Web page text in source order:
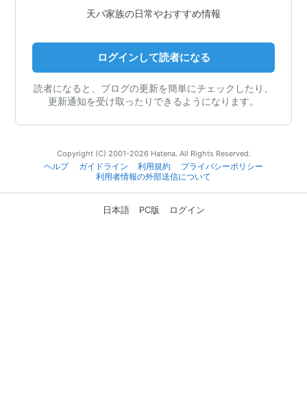
天パ家族の日常やおすすめ情報
ログインして読者になる
読者になると、ブログの更新を簡単にチェックしたり、
更新通知を受け取ったりできるようになります。
Copyright (C) 2001-2026 Hatena. All Rights Reserved.
ヘルプ
ガイドライン 利用規約
プライバシーポリシー
利用者情報の外部送信について
日本語 PC版 ログイン